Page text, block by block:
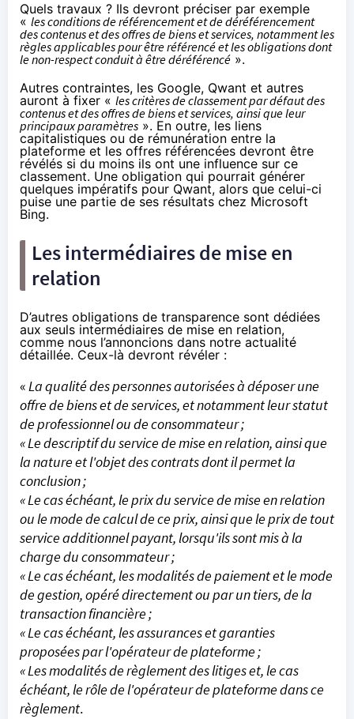
Quels travaux ? Ils devront préciser par exemple
« les conditions de référencement et de déréférencement
des contenus et des offres de biens et services, notamment les
règles applicables pour être référencé et les obligations dont
le non-respect conduit à être déréférencé ».
Autres contraintes, les Google, Qwant et autres
auront à fixer « les critères de classement par défaut des
contenus et des offres de biens et services, ainsi que leur
principaux paramètres ». En outre, les liens
capitalistiques ou de rémunération entre la
plateforme et les offres référencées devront être
révélés si du moins ils ont une influence sur ce
classement. Une obligation qui pourrait générer
quelques impératifs pour Qwant, alors que celui-ci
puise une partie de ses résultats chez Microsoft
Bing.
Les intermédiaires de mise en
relation
D’autres obligations de transparence sont dédiées
aux seuls intermédiaires de mise en relation,
comme nous l’annoncions dans notre actualité
détaillée. Ceux-là devront révéler :
«La qualité des personnes autorisées à déposer une
offre de biens et de services, et notamment leur statut
de professionnel ou de consommateur ;
« Le descriptif du service de mise en relation, ainsi que
la nature et l'objet des contrats dont il permet la
conclusion ;
« Le cas échéant, le prix du service de mise en relation
ou le mode de calcul de ce prix, ainsi que le prix de tout
service additionnel payant, lorsqu'ils sont mis à la
charge du consommateur ;
« Le cas échéant, les modalités de paiement et le mode
de gestion, opéré directement ou par un tiers, de la
transaction financière ;
« Le cas échéant, les assurances et garanties
proposées par l'opérateur de plateforme ;
« Les modalités de règlement des litiges et, le cas
échéant, le rôle de l'opérateur de plateforme dans ce
règlement.